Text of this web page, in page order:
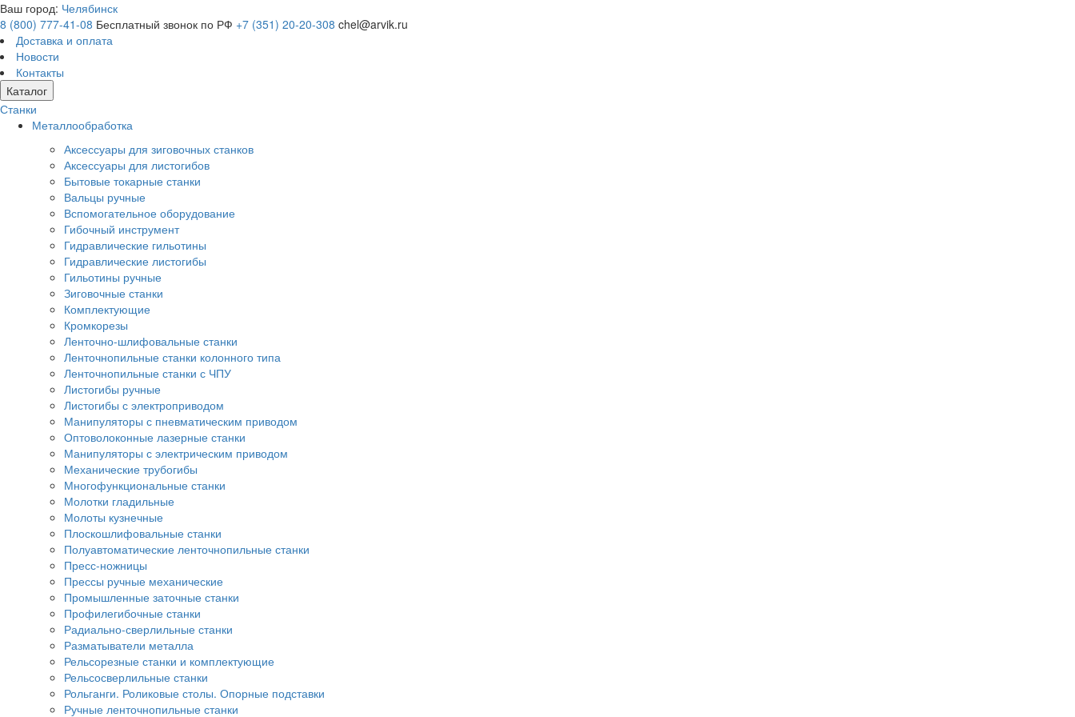
Ваш город: Челябинск
8 (800) 777-41-08 Бесплатный звонок по РФ +7 (351) 20-20-308 chel@arvik.ru
Доставка и оплата
Новости
Контакты
Каталог
Станки
Металлообработка
Аксессуары для зиговочных станков
Аксессуары для листогибов
Бытовые токарные станки
Вальцы ручные
Вспомогательное оборудование
Гибочный инструмент
Гидравлические гильотины
Гидравлические листогибы
Гильотины ручные
Зиговочные станки
Комплектующие
Кромкорезы
Ленточно-шлифовальные станки
Ленточнопильные станки колонного типа
Ленточнопильные станки с ЧПУ
Листогибы ручные
Листогибы с электроприводом
Манипуляторы с пневматическим приводом
Оптоволоконные лазерные станки
Манипуляторы с электрическим приводом
Механические трубогибы
Многофункциональные станки
Молотки гладильные
Молоты кузнечные
Плоскошлифовальные станки
Полуавтоматические ленточнопильные станки
Пресс-ножницы
Прессы ручные механические
Промышленные заточные станки
Профилегибочные станки
Радиально-сверлильные станки
Разматыватели металла
Рельсорезные станки и комплектующие
Рельсосверлильные станки
Рольганги. Роликовые столы. Опорные подставки
Ручные ленточнопильные станки